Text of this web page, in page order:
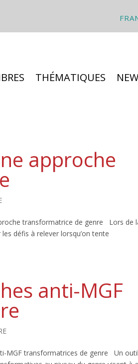
THÉMATIQUES
approche
transformatrice de genre Lors de
défis à relever lorsqu’on tente
anti-MGF
MGF transformatrices de genre Un outil